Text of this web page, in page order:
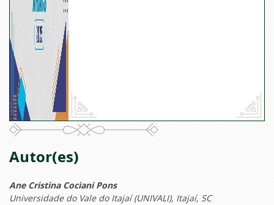
Autor(es)
Ane Cristina Cociani Pons
Universidade do Vale do Itajaí (UNIVALI), Itajaí, SC